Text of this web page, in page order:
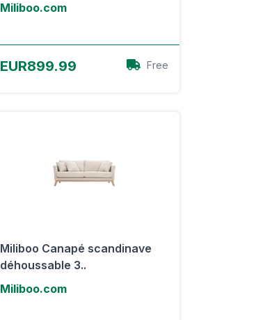
Miliboo.com
EUR899.99 Free
Miliboo Canapé scandinave
déhoussable 3..
Miliboo.com